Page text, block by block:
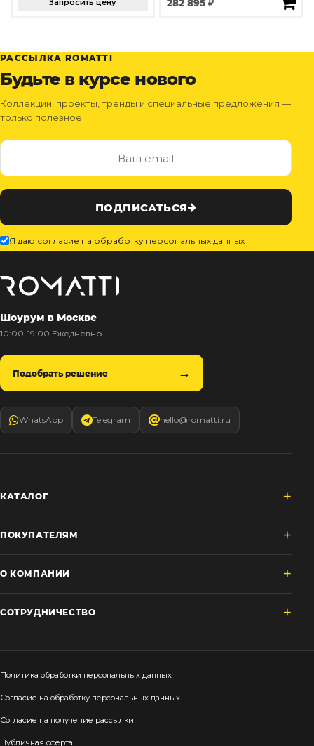
282 895 ₽
РАССЫЛКА ROMATTI
Будьте в курсе нового
Коллекции, проекты, тренды и специальные предложения —
только полезное.
ПОДПИСАТЬСЯ
Я даю согласие на обработку персональных данных
Шоурум в Москве
10:00-19:00 Ежедневно
Подобрать решение
WhatsApp Telegram hello@romatti.ru
КАТАЛОГ
ПОКУПАТЕЛЯМ
О КОМПАНИИ
СОТРУДНИЧЕСТВО
Политика обработки персональных данных
Согласие на обработку персональных данных
Согласие на получение рассылки
Публичная оферта